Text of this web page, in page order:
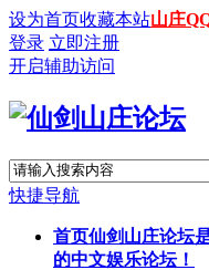
设为首页收藏本站山庄
登录 立即注册
开启辅助访问
快捷导航
首页仙剑山庄论坛
的中文娱乐论坛！